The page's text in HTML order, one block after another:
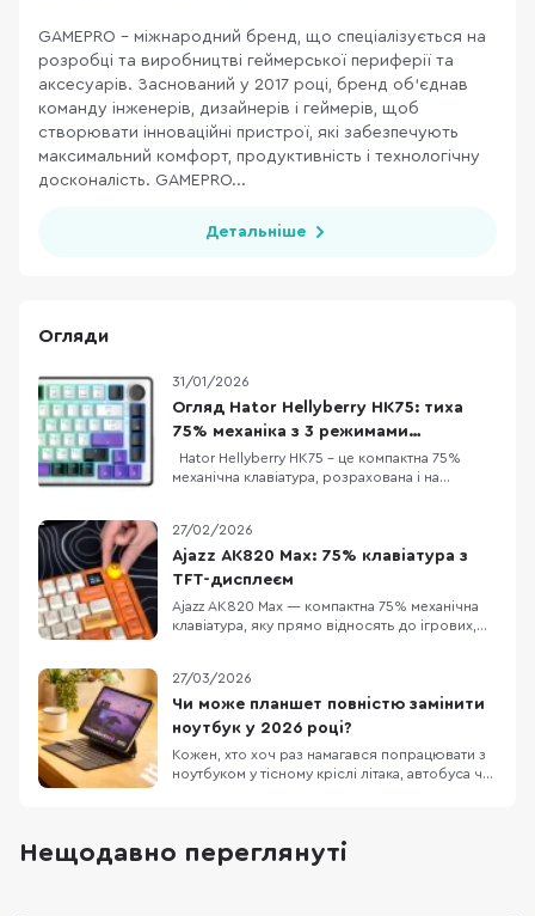
GAMEPRO – міжнародний бренд, що спеціалізується на
розробці та виробництві геймерської периферії та
аксесуарів. Заснований у 2017 році, бренд об’єднав
команду інженерів, дизайнерів і геймерів, щоб
створювати інноваційні пристрої, які забезпечують
максимальний комфорт, продуктивність і технологічну
досконалість. GAMEPRO...
Детальніше
Огляди
31/01/2026
Огляд Hator Hellyberry HK75: тиха
75% механіка з 3 режимами
підключення
механічна клавіатура, розрахована і на
Mechanical Linear, які попередньо змащені на
заводі. Це забезпечує надзвичайно плавний
хід клавіш та блискавичний відгук без зайво
27/02/2026
Ajazz AK820 Max: 75% клавіатура з
TFT-дисплеєм
Ajazz AK820 Max — компактна 75% механічна
клавіатура, яку прямо відносять до ігрових,
живлення та три режими підключення
(дротовий, Bluetooth 5.0 і радіо 2.4 ГГц). У
версії з помітним оранжевим кольором
додається ще од
27/03/2026
Чи може планшет повністю замінити
ноутбук у 2026 році?
Кожен, хто хоч раз намагався попрацювати з
ноутбуком у тісному кріслі літака, автобуса чи
нестача місця. Саме тому все більше
фрилансерів, студентів та людей у
Нещодавно переглянуті